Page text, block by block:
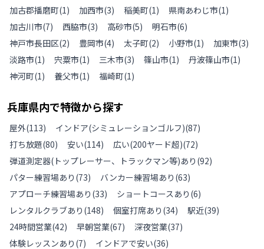
加古郡播磨町(1) 加西市(3) 稲美町(1) 県南あわじ市(1)
加古川市(7) 西脇市(3) 高砂市(5) 明石市(6)
神戸市長田区(2) 豊岡市(4) 太子町(2) 小野市(1) 加東市(3)
淡路市(1) 宍粟市(1) 三木市(3) 篠山市(1) 丹波篠山市(1)
神河町(1) 養父市(1) 福崎町(1)
兵庫県内で特徴から探す
屋外(113) インドア(シミュレーションゴルフ)(87)
打ち放題(80) 安い(114) 広い(200ヤード超)(72)
弾道測定器(トップレーサー、トラックマン等)あり (92)
パター練習場あり (73) バンカー練習場あり (63)
アプローチ練習場あり (33) ショートコースあり (6)
レンタルクラブあり (148) 個室打席あり (34) 駅近(39)
24時間営業(42) 早朝営業(67) 深夜営業(37)
体験レッスンあり (7) インドアで安い(36)